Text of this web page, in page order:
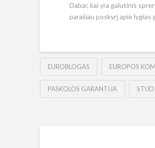
Dabar, kai yra galutinis
parašiau poskyrį apie lygias
EUROBLOGAS EUROPOS
PASKOLOS GARANTIJA